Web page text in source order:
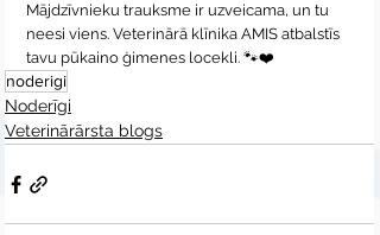
Mājdzīvnieku trauksme ir uzveicama, un tu
neesi viens. Veterinārā klīnika AMIS atbalstīs
tavu pūkaino ģimenes locekli. 🐾❤️
noderigi
Noderīgi
Veterinārārsta blogs